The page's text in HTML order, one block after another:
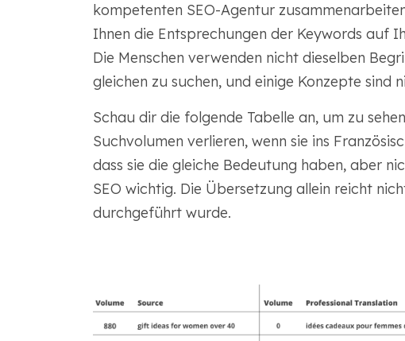
kompetenten SEO-Agentur
Ihnen die Entsprechungen der Keywords auf
Die Menschen verwenden nicht dieselben
gleichen zu suchen, und einige Konzepte sind
Schau dir die folgende Tabelle an, um zu
Suchvolumen verlieren, wenn sie ins
dass sie die gleiche Bedeutung haben, aber
SEO wichtig. Die Übersetzung allein reicht
durchgeführt wurde.